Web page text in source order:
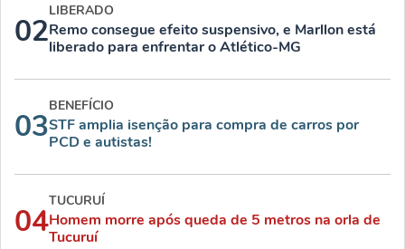
02
LIBERADO
Remo consegue efeito suspensivo, e Marllon está
liberado para enfrentar o Atlético-MG
03
BENEFÍCIO
STF amplia isenção para compra de carros por
PCD e autistas!
04
TUCURUÍ
Homem morre após queda de 5 metros na orla de
Tucuruí